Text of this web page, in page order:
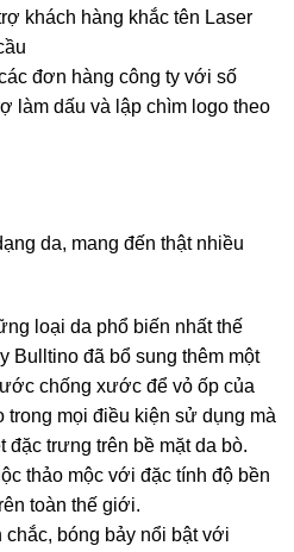
khách hàng khắc tên Laser
đơn hàng công ty với số
làm dấu và lập chìm logo theo
da, mang đến thật nhiều
loại da phổ biến nhất thế
Bulltino đã bổ sung thêm một
chống xước để vỏ ốp của
trong mọi điều kiện sử dụng mà
trưng trên bề mặt da bò.
thảo mộc với đặc tính độ bền
toàn thế giới.
chắc, bóng bảy nổi bật với